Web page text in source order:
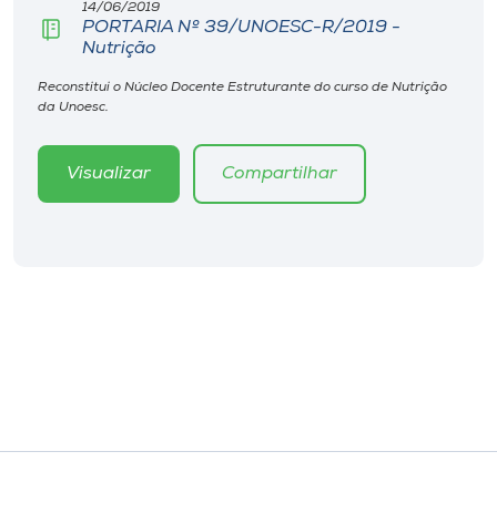
Biblioteca
Editora
Rádio
14/06/2019
PORTARIA Nº 39/UNOESC-R/2019 -
Nutrição
Reconstitui o Núcleo Docente Estruturante do curso de Nutrição
da Unoesc.
Visualizar Compartilhar